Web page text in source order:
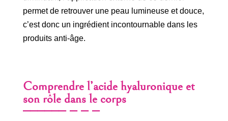
permet de retrouver une peau lumineuse et douce,
c’est donc un ingrédient incontournable dans les
produits anti-âge.
Comprendre l’acide hyaluronique et
son rôle dans le corps